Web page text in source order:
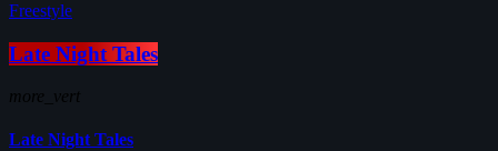
Freestyle
Late Night Tales
more_vert
Late Night Tales